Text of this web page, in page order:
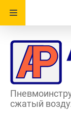
сжатый